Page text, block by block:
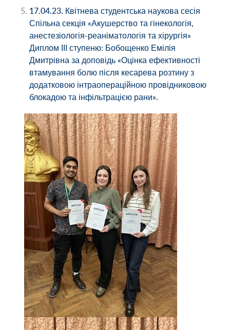
17.04.23. Квітнева студентська наукова сесія
Спільна секція «Акушерство та гінекологія,
анестезіологія-реаніматологія та хірургія»
Диплом ІІІ ступеню: Бобощенко Емілія
Дмитрівна за доповідь «Оцінка ефективності
втамування болю після кесарева розтину з
додатковою інтраопераційною провідниковою
блокадою та інфільтрацією рани».